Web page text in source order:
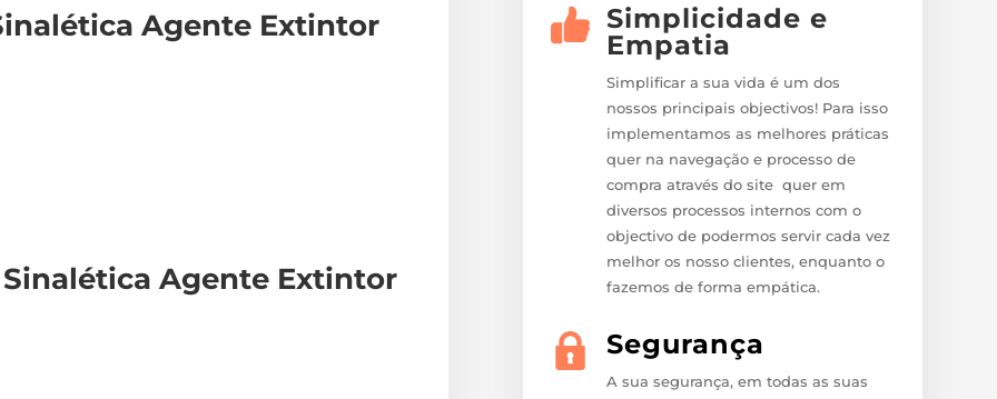
Agente Extintor
Agente Extintor
Simplicidade e
Empatia
Simplificar a sua vida é um dos
nossos principais objectivos! Para isso
implementamos as melhores práticas
quer na navegação e processo de
compra através do site quer em
diversos processos internos com o
objectivo de podermos servir cada vez
melhor os nosso clientes, enquanto o
fazemos de forma empática.
Segurança
A sua segurança, em todas as suas